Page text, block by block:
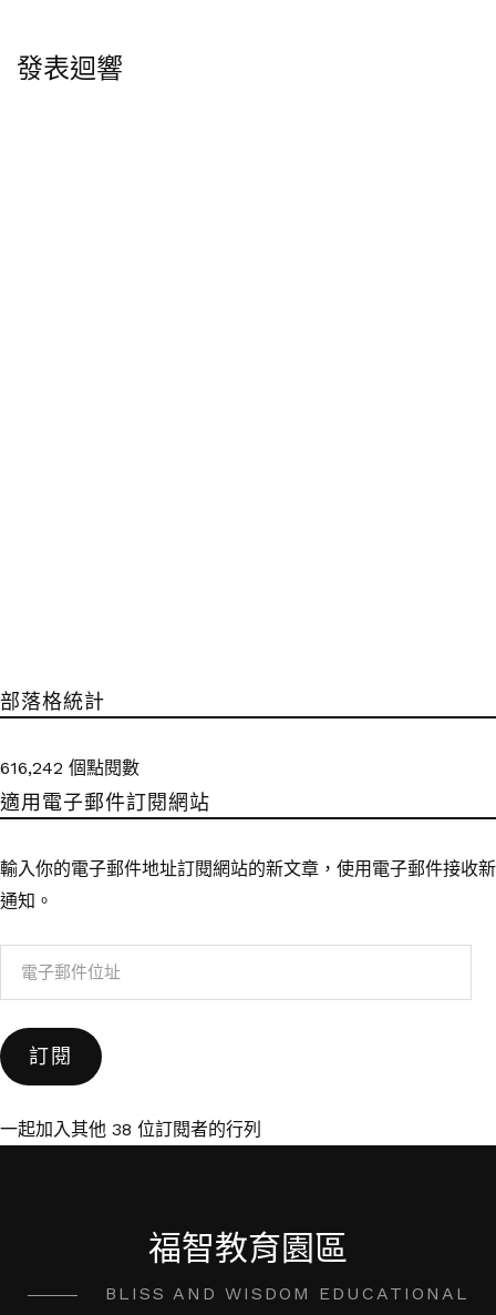
發表迴響
部落格統計
616,242 個點閱數
適用電子郵件訂閱網站
輸入你的電子郵件地址訂閱網站的新文章，使用電子郵件接收新
通知。
件
位
訂閱
一起加入其他 38 位訂閱者的行列
福智教育園區
BLISS AND WISDOM EDUCATIONAL